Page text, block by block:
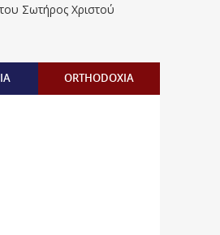
Σωτήρος Χριστού
ORTHODOXIA